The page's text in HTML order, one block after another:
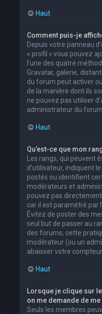
Haut
Comment puis-je
Depuis votre panneau
« profil » vous pouvez
l’une des quatre
Gravatar, galerie,
du forum peut activer
de la manière dont ils
ne pouvez pas utiliser
administrateur du forum.
Haut
Qu’est-ce que mon
Les rangs, qui peuvent
d’utilisateur, indiquent
postés ou identifient
modérateurs et
pouvez pas
car il est paramétré par
Évitez de poster des
seul but de passer au
des forums, cette
modérateur (ou un
abaisser votre
Haut
Lorsque je clique sur
on me demande de
Seuls les membres